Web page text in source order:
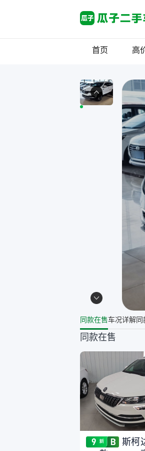
首页 高
同款在售车况详解
同款在售
斯柯